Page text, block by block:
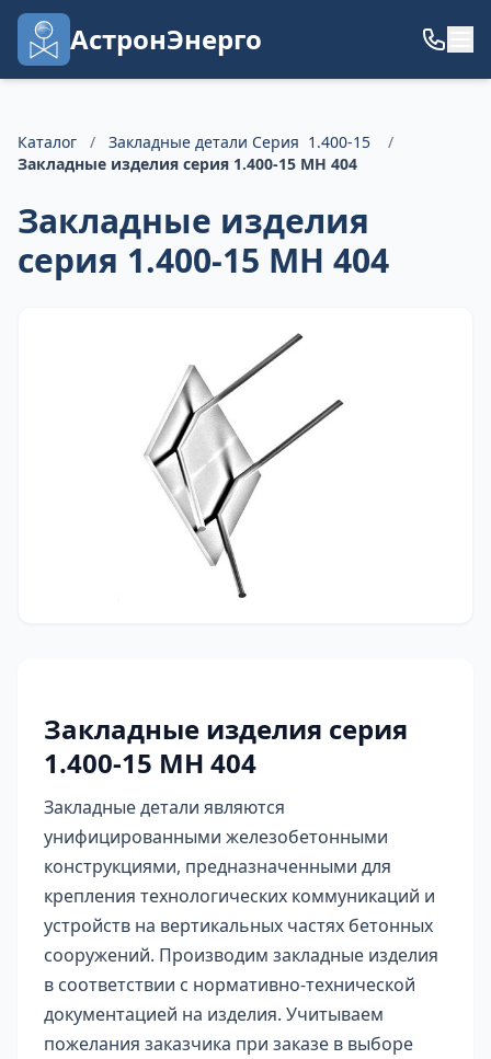
АстронЭнерго
Каталог / Закладные детали Серия 1.400-15
/
Закладные изделия серия 1.400-15 МН 404
Закладные изделия
серия 1.400-15 МН 404
Закладные изделия серия
1.400-15 МН 404
Закладные детали являются
унифицированными железобетонными
конструкциями, предназначенными для
крепления технологических коммуникаций и
устройств на вертикальных частях бетонных
сооружений. Производим закладные изделия
в соответствии с нормативно-технической
документацией на изделия. Учитываем
пожелания заказчика при заказе в выборе